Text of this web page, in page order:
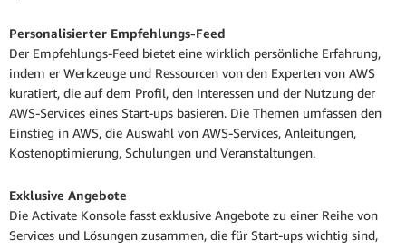
Personalisierter Empfehlungs-Feed
Der Empfehlungs-Feed bietet eine wirklich persönliche Erfahrung,
indem er Werkzeuge und Ressourcen von den Experten von AWS
kuratiert, die auf dem Profil, den Interessen und der Nutzung der
AWS-Services eines Start-ups basieren. Die Themen umfassen den
Einstieg in AWS, die Auswahl von AWS-Services, Anleitungen,
Kostenoptimierung, Schulungen und Veranstaltungen.
Exklusive Angebote
Die Activate Konsole fasst exklusive Angebote zu einer Reihe von
Services und Lösungen zusammen, die für Start-ups wichtig sind,